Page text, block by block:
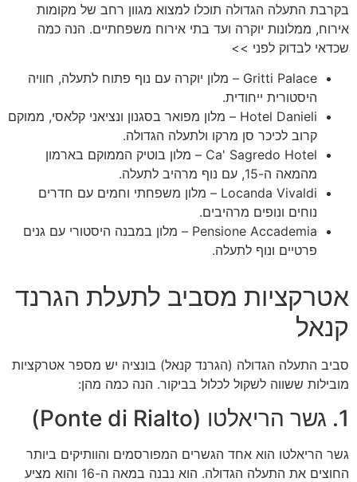
בקרבת התעלה הגדולה תוכלו למצוא מגוון רחב של מקומות
אירוח, ממלונות יוקרה ועד בתי אירוח משפחתיים. הנה כמה
שכדאי לבדוק לפני >>
Gritti Palace – מלון יוקרה עם נוף פתוח לתעלה, חוויה
היסטורית ייחודית.
Hotel Danieli – מלון מפואר בסגנון ונציאני קלאסי, ממוקם
קרוב לכיכר סן מרקו ולתעלה הגדולה.
Ca' Sagredo Hotel – מלון בוטיק הממוקם בארמון
מהמאה ה-15, עם נוף מרהיב לתעלה.
Locanda Vivaldi – מלון משפחתי וחמים עם חדרים
נוחים ונופים מרהיבים.
Pensione Accademia – מלון במבנה היסטורי עם גנים
פרטיים ונוף לתעלה.
אטרקציות מסביב לתעלת הגרנד
קנאל
סביב התעלה הגדולה (הגרנד קנאל) בונציה יש מספר אטרקציות
מובילות ששווה לשקול לכלול בביקור. הנה כמה מהן:
1. גשר הריאלטו (Ponte di Rialto)
גשר הריאלטו הוא אחד הגשרים המפורסמים והוותיקים ביותר
החוצים את התעלה הגדולה. הוא נבנה במאה ה-16 והוא מציע